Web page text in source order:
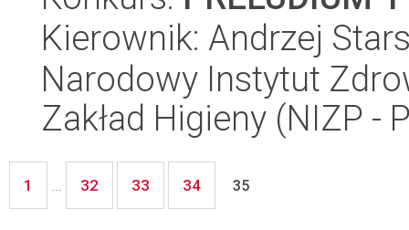
Kierownik: Andrzej
Narodowy Instytut
Zakład Higieny (NIZP -
1 ... 32 33 34 35